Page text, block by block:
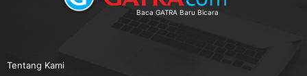
Baca GATRA Baru Bicara
Tentang Kami